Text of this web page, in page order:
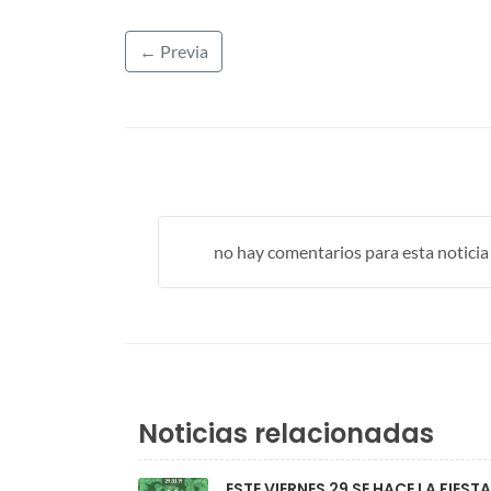
← Previa
no hay comentarios para esta noticia
Noticias relacionadas